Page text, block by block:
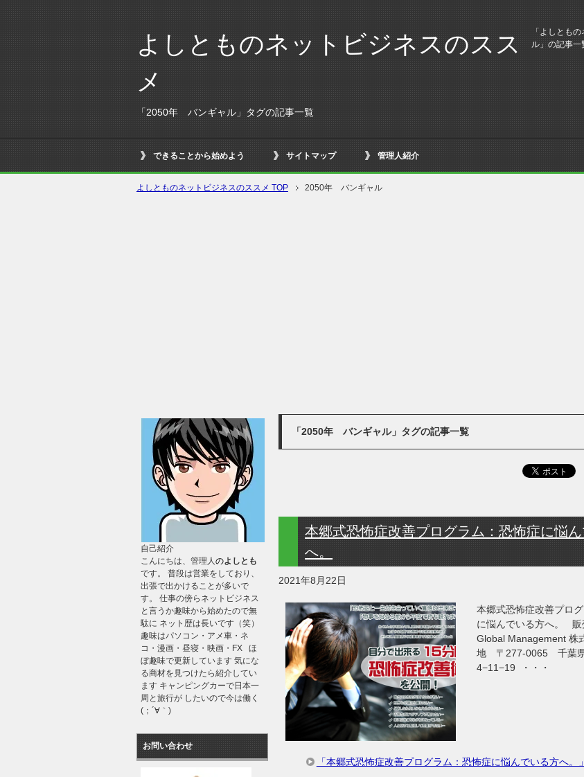
よしとものネットビジネスのスス
メ
「2050年 バンギャル」タグの記事一覧
「よしとも
ル」の記事一
できることから始めよう サイトマップ 管理人紹介
よしとものネットビジネスのススメ TOP 2050年 バンギャル
「2050年 バンギャル」タグの記事一覧
本郷式恐怖症改善プログラム：恐怖症に悩
へ。
2021年8月22日
本郷式恐怖症改善プロ
に悩んでいる方へ。
Global Management
地 〒277-0065 千葉県
4−11−19 ・・・
「本郷式恐怖症改善プログラム：恐怖症に悩んでいる方へ。
自己紹介
こんにちは、管理人のよしとも
です。 普段は営業をしており、
出張で出かけることが多いで
す。 仕事の傍らネットビジネス
と言うか趣味から始めたので無
駄に ネット歴は長いです（笑）
趣味はパソコン・アメ車・ネ
コ・漫画・昼寝・映画・FX ほ
ぼ趣味で更新しています 気にな
る商材を見つけたら紹介してい
ます キャンピングカーで日本一
周と旅行が したいので今は働く
(；´∀｀)
お問い合わせ